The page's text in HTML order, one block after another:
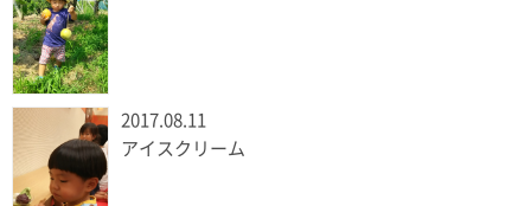
2017.08.11
アイスクリーム